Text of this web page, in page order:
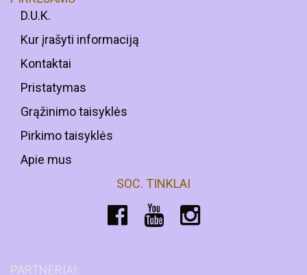
D.U.K.
Kur įrašyti informaciją
Kontaktai
Pristatymas
Grąžinimo taisyklės
Pirkimo taisyklės
Apie mus
SOC. TINKLAI
PARTNERIAI: